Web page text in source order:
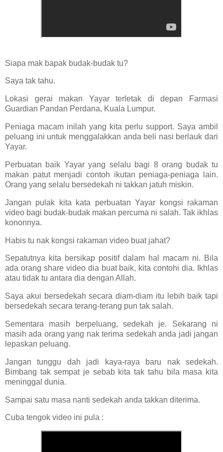
Siapa mak bapak budak-budak tu?
Saya tak tahu.
Lokasi gerai makan Yayar terletak di depan Farmasi
Guardian Pandan Perdana, Kuala Lumpur.
Peniaga macam inilah yang kita perlu support. Saya ambil
peluang ini untuk menggalakkan anda beli nasi berlauk dari
Yayar.
Perbuatan baik Yayar yang selalu bagi 8 orang budak tu
makan patut menjadi contoh ikutan peniaga-peniaga lain.
Orang yang selalu bersedekah ni takkan jatuh miskin.
Jangan pulak kita kata perbuatan Yayar kongsi rakaman
video bagi budak-budak makan percuma ni salah. Tak ikhlas
kononnya.
Habis tu nak kongsi rakaman video buat jahat?
Sepatutnya kita bersikap positif dalam hal macam ni. Bila
ada orang share video dia buat baik, kita contohi dia. Ikhlas
atau tidak tu antara dia dengan Allah.
Saya akui bersedekah secara diam-diam itu lebih baik tapi
bersedekah secara terang-terang pun tak salah.
Sementara masih berpeluang, sedekah je. Sekarang ni
masih ada orang yang nak terima sedekah anda jadi jangan
lepaskan peluang.
Jangan tunggu dah jadi kaya-raya baru nak sedekah.
Bimbang tak sempat je sebab kita tak tahu bila masa kita
meninggal dunia.
Sampai satu masa nanti sedekah anda takkan diterima.
Cuba tengok video ini pula :